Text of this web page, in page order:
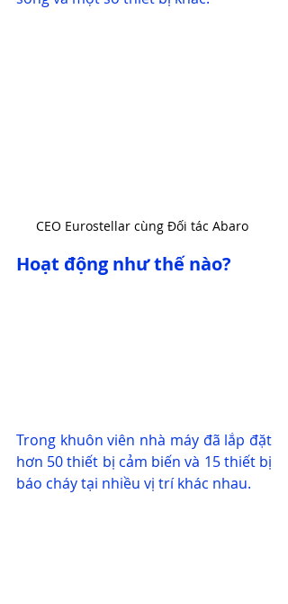
CEO Eurostellar cùng Đối tác Abaro
Hoạt động như thế nào?
Trong khuôn viên nhà máy đã lắp đặt
hơn 50 thiết bị cảm biến và 15 thiết bị
báo cháy tại nhiều vị trí khác nhau.